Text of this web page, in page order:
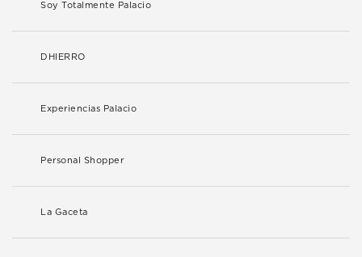
Soy Totalmente Palacio
DHIERRO
Experiencias Palacio
Personal Shopper
La Gaceta